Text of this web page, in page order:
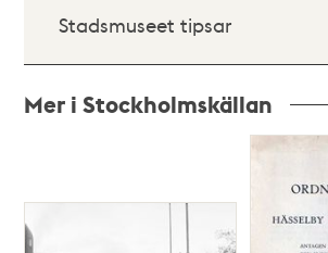
Stadsmuseet tipsar
Mer i Stockholmskällan
och
teman